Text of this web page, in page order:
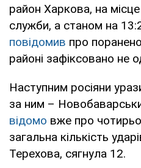
район Харкова, на місце
служби, а станом на
повідомив про
районі зафіксовано не
Наступним росіяни
за ним –
відомо вже про
загальна кількість
Терехова, сягнула 12.